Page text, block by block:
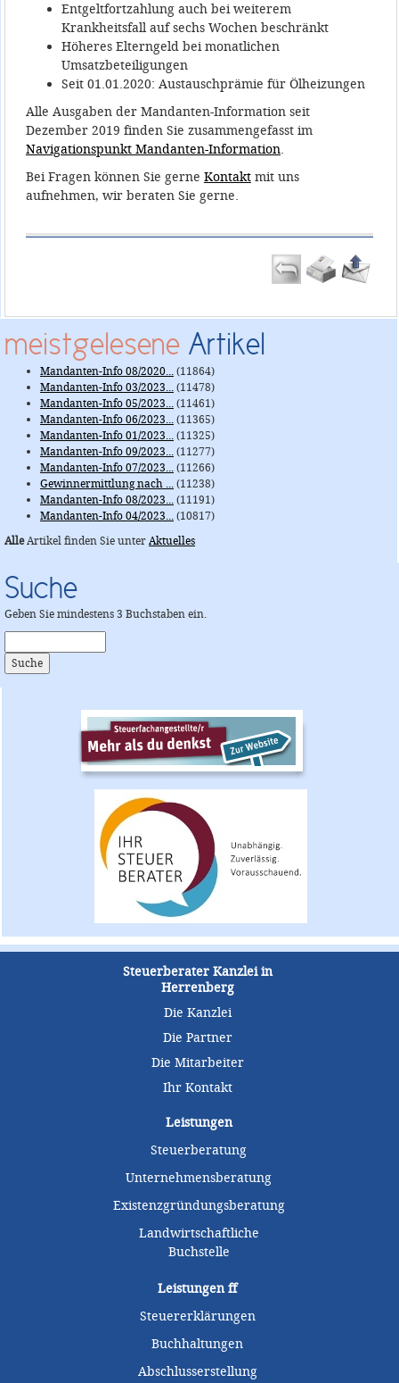
Entgeltfortzahlung auch bei weiterem
Krankheitsfall auf sechs Wochen beschränkt
Höheres Elterngeld bei monatlichen
Umsatzbeteiligungen
Seit 01.01.2020: Austauschprämie für Ölheizungen
Alle Ausgaben der Mandanten-Information seit
Dezember 2019 finden Sie zusammengefasst im
Navigationspunkt Mandanten-Information.
Bei Fragen können Sie gerne Kontaktmit uns
aufnehmen, wir beraten Sie gerne.
meistgelesene Artikel
Mandanten-Info 08/2020...(11864)
Mandanten-Info 03/2023...(11478)
Mandanten-Info 05/2023...(11461)
Mandanten-Info 06/2023...(11365)
Mandanten-Info 01/2023...(11325)
Mandanten-Info 09/2023...(11277)
Mandanten-Info 07/2023...(11266)
Gewinnermittlung nach ...(11238)
Mandanten-Info 08/2023...(11191)
Mandanten-Info 04/2023...(10817)
AlleArtikel finden Sie unterAktuelles
Suche
Geben Sie mindestens 3 Buchstaben ein.
Steuerberater Kanzlei in
Herrenberg
Die Kanzlei
Die Partner
Die Mitarbeiter
Ihr Kontakt
Leistungen
Steuerberatung
Unternehmensberatung
Existenzgründungsberatung
Landwirtschaftliche
Buchstelle
Leistungenff
Steuererklärungen
Buchhaltungen
Abschlusserstellung